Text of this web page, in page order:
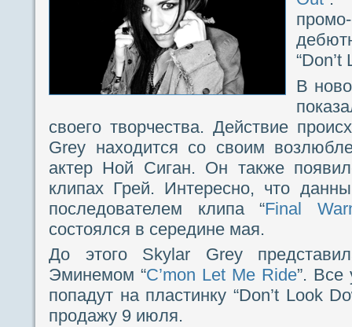
“Don’t
В
своего творчества. Действие
Grey находится со своим
актер Ной Сиган. Он также
клипах Грей. Интересно, что
последователем клипа “Final
состоялся в середине мая.
До этого Skylar Grey
Эминемом “C’mon Let Me Ride”. Все
попадут на пластинку “Don’t Look
продажу 9 июля.